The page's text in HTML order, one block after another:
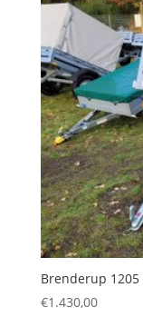
Brenderup
€1.430,00